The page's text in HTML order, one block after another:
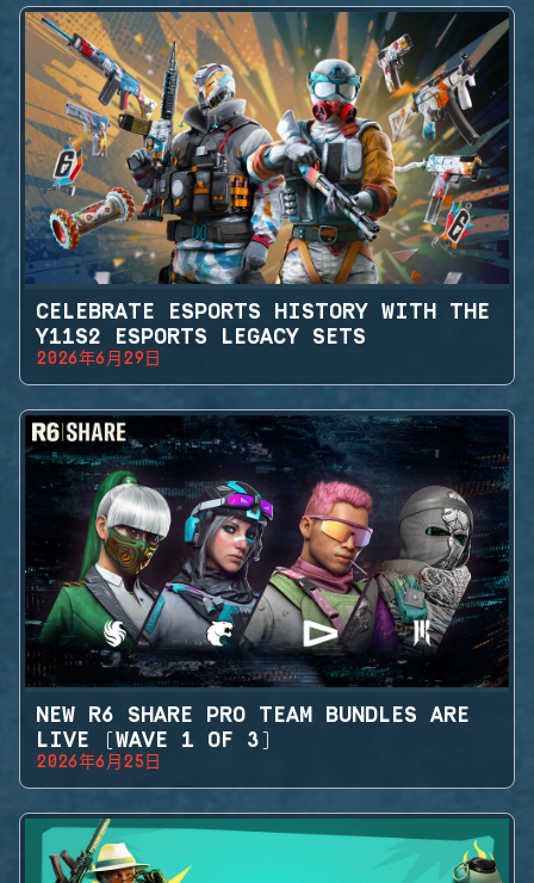
CELEBRATE ESPORTS HISTORY WITH THE
Y11S2 ESPORTS LEGACY SETS
2026年6月29日
NEW R6 SHARE PRO TEAM BUNDLES ARE
LIVE (WAVE 1 OF 3)
2026年6月25日